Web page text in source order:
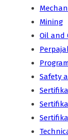
Mining
Oil and
Safety